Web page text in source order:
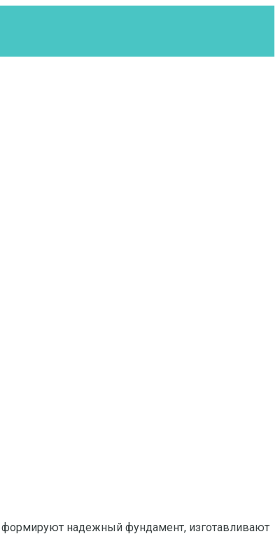
формируют надежный фундамент, изготавливают